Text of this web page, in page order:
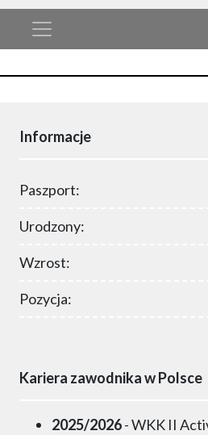
Informacje
Paszport:
Urodzony:
Wzrost:
Pozycja:
Kariera zawodnika w Polsce
2025/2026- WKK II